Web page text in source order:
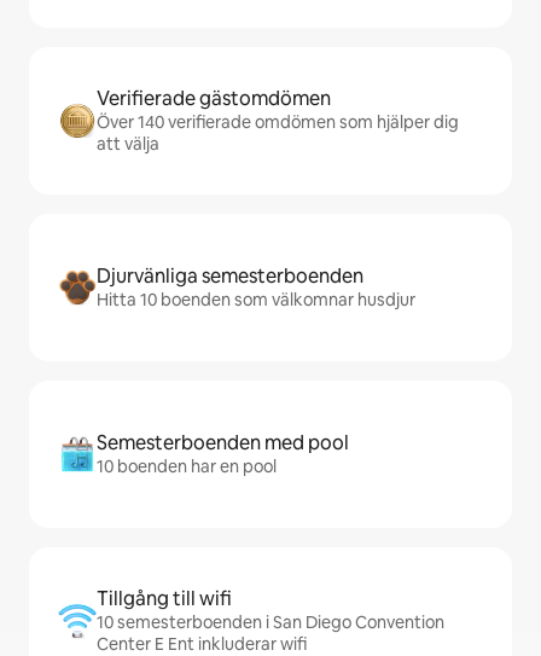
Verifierade gästomdömen
Över 140 verifierade omdömen som hjälper dig
att välja
Djurvänliga semesterboenden
Hitta 10 boenden som välkomnar husdjur
Semesterboenden med pool
10 boenden har en pool
Tillgång till wifi
10 semesterboenden i San Diego Convention
Center E Ent inkluderar wifi